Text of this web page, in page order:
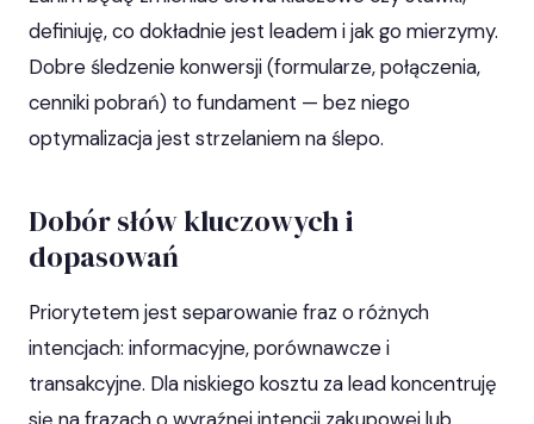
definiuję, co dokładnie jest leadem i jak go mierzymy.
Dobre śledzenie konwersji (formularze, połączenia,
cenniki pobrań) to fundament — bez niego
optymalizacja jest strzelaniem na ślepo.
Dobór słów kluczowych i
dopasowań
Priorytetem jest separowanie fraz o różnych
intencjach: informacyjne, porównawcze i
transakcyjne. Dla niskiego kosztu za lead koncentruję